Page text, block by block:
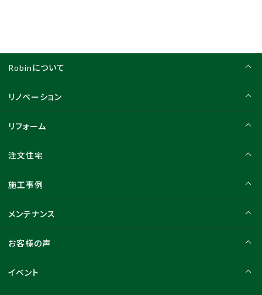
Robinについて
リノベーション
リフォーム
注文住宅
施工事例
メンテナンス
お客様の声
イベント